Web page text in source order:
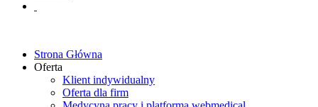
Strona Główna
Oferta
Klient indywidualny
Oferta dla firm